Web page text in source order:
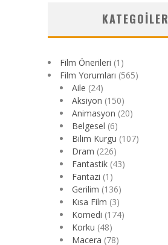
KATEGOILER
Film Önerileri (1)
Film Yorumları (565)
Aile (24)
Aksiyon (150)
Animasyon (20)
Belgesel (6)
Bilim Kurgu (107)
Dram (226)
Fantastik (43)
Fantazi (1)
Gerilim (136)
Kısa Film (3)
Komedi (174)
Korku (48)
Macera (78)